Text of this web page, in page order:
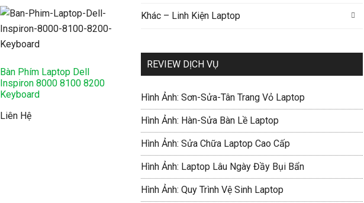
Bàn Phím Laptop Dell
Inspiron 8000 8100 8200
Keyboard
Liên Hệ
Khác – Linh Kiện Laptop
REVIEW DỊCH VỤ
Hình Ảnh: Sơn-Sửa-Tân Trang Vỏ Laptop
Hình Ảnh: Hàn-Sửa Bàn Lề Laptop
Hình Ảnh: Sửa Chữa Laptop Cao Cấp
Hình Ảnh: Laptop Lâu Ngày Đầy Bụi Bẩn
Hình Ảnh: Quy Trình Vệ Sinh Laptop